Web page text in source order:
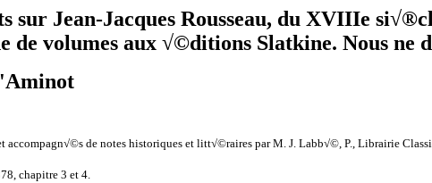
sur Jean-Jacques Rousseau, du XVIIIe
de volumes aux √©ditions Slatkine. Nous ne
de notes historiques et litt√©raires par M. J. Labb√©, P., Librairie
chapitre 3 et 4.